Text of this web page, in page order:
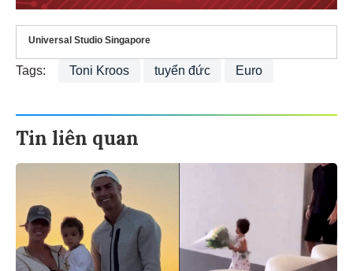
Universal Studio Singapore
Tags: Toni Kroos tuyển đức Euro
Tin liên quan